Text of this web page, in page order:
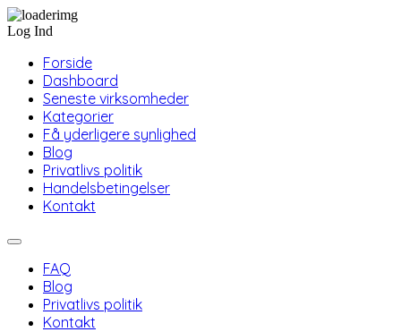
Log Ind
Forside
Dashboard
Seneste virksomheder
Kategorier
Få yderligere synlighed
Blog
Privatlivs politik
Handelsbetingelser
Kontakt
FAQ
Blog
Privatlivs politik
Kontakt